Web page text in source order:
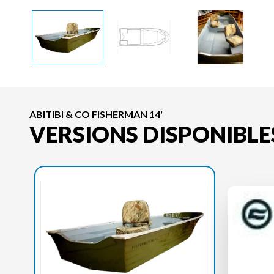
ABITIBI & CO FISHERMAN 14'
VERSIONS